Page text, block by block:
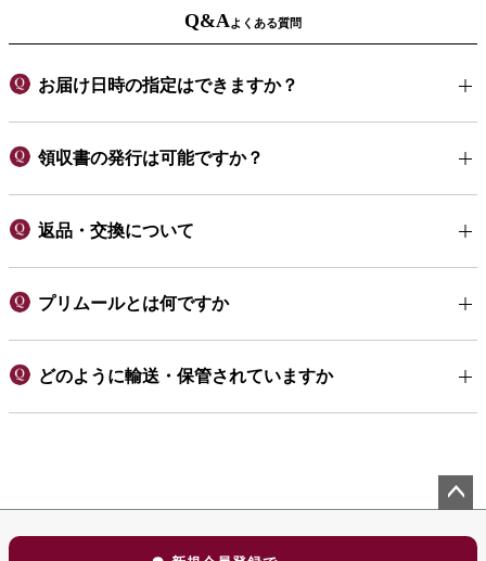
Q&Aよくある質問
お届け日時の指定はできますか？
領収書の発行は可能ですか？
返品・交換について
プリムールとは何ですか
どのように輸送・保管されていますか